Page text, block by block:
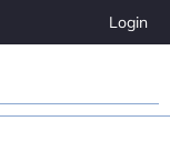
Login